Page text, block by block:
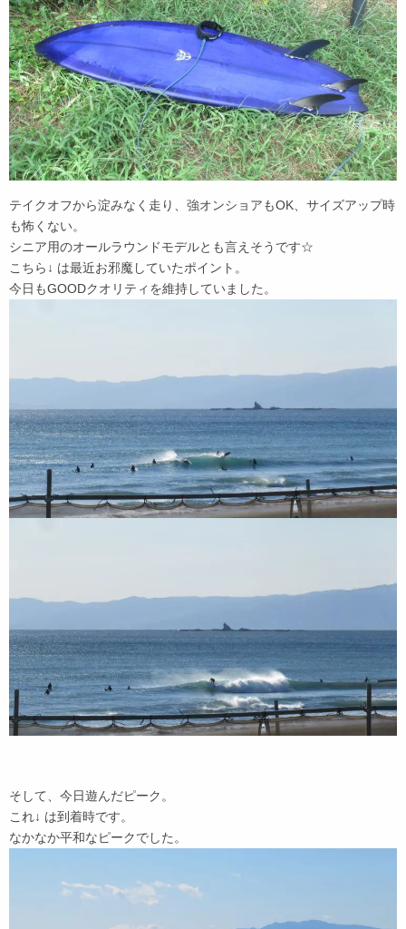
テイクオフから淀みなく走り、強オンショアもOK、サイズアップ時
も怖くない。
シニア用のオールラウンドモデルとも言えそうです☆
こちら↓ は最近お邪魔していたポイント。
今日もGOODクオリティを維持していました。
そして、今日遊んだピーク。
これ↓ は到着時です。
なかなか平和なピークでした。